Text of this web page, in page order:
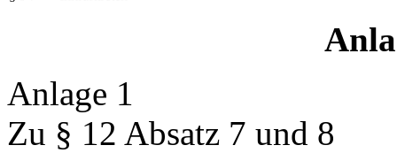
Anlage 1
Zu § 12 Absatz 7 und 8